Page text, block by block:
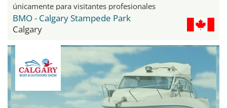
únicamente para visitantes profesionales
BMO - Calgary Stampede Park
Calgary